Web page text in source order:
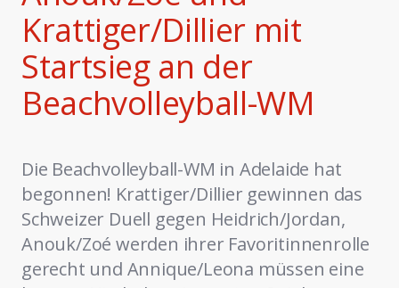
Krattiger/Dillier mit
Startsieg an der
Beachvolleyball-WM
Die Beachvolleyball-WM in Adelaide hat
begonnen! Krattiger/Dillier gewinnen das
Schweizer Duell gegen Heidrich/Jordan,
Anouk/Zoé werden ihrer Favoritinnenrolle
gerecht und Annique/Leona müssen eine